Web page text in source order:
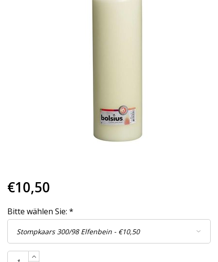
€10,50
Bitte wählen Sie: *